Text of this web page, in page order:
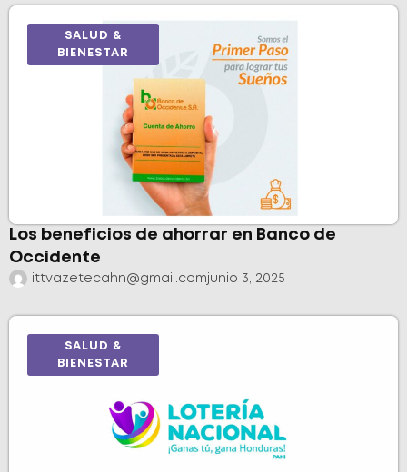
SALUD &
BIENESTAR
Los beneficios de ahorrar en Banco de
Occidente
ittvazetecahn@gmail.comjunio 3, 2025
SALUD &
BIENESTAR